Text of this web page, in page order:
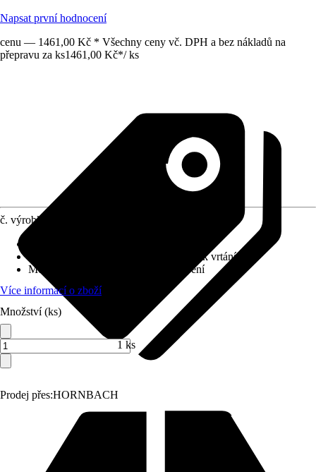
Napsat první hodnocení
cenu — 1461,00 Kč * Všechny ceny vč. DPH a bez nákladů na
přepravu za ks1461,00 Kč*/ ks
Prodej přes:HORNBACH
č. výrobku
Montážní materiál k vrtání
Možnost upevnění
Šroubování, Lepení
Více informací o zboží
Množství (ks)
1 ks